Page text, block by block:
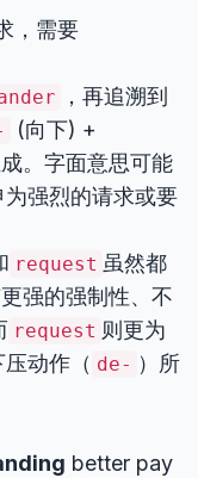
，需要
，再追溯到
(向下) +
。字面意思可能
为强烈的请求或要
request 虽然都
强的强制性、不
request 则更为
动作（ de- ）所
better pay